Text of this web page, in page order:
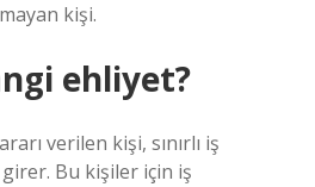
kişi.
ehliyet?
verilen kişi, sınırlı iş
Bu kişiler için iş